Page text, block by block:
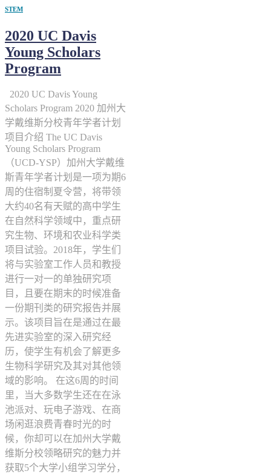
STEM
2020 UC Davis
Young Scholars
Program
2020 UC Davis Young
Scholars Program 2020 加州大
学戴维斯分校青年学者计划
项目介绍 The UC Davis
Young Scholars Program
（UCD-YSP）加州大学戴维
斯青年学者计划是一项为期6
周的住宿制夏令营，将带领
大约40名有天赋的高中学生
在自然科学领域中，重点研
究生物、环境和农业科学类
项目试验。2018年，学生们
将与实验室工作人员和教授
进行一对一的单独研究项
目，且要在期末的时候准备
一份期刊类的研究报告并展
示。该项目旨在是通过在最
先进实验室的深入研究经
历，使学生有机会了解更多
生物科学研究及其对其他领
域的影响。 在这6周的时间
里，当大多数学生还在在泳
池派对、玩电子游戏、在商
场闲逛浪费青春时光的时
候，你却可以在加州大学戴
维斯分校领略研究的魅力并
获取5个大学小组学习学分，